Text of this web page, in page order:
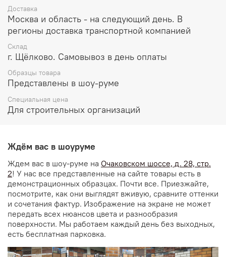
Морозостойкость не менее
Количество цветов
14
Вес мешка
Доставка
Москва и область - на следующий день. В
регионы доставка транспортной компанией
Склад
г. Щёлково. Самовывоз в день оплаты
Образцы товара
Представлены в шоу-руме
Специальная цена
Для строительных организаций
Ждём вас в шоуруме
Ждем вас в шоу-руме на Очаковском шоссе, д. 28, стр.
2! У нас все представленные на сайте товары есть в
демонстрационных образцах. Почти все. Приезжайте,
посмотрите, как они выглядят вживую, сравните оттенки
и сочетания фактур. Изображение на экране не может
передать всех нюансов цвета и разнообразия
поверхности. Мы работаем каждый день без выходных,
есть бесплатная парковка.